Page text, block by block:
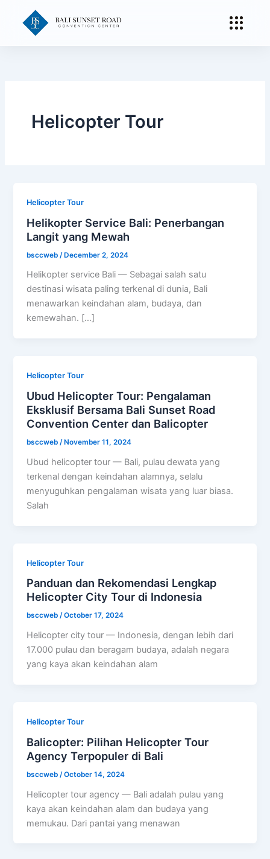
content
Helicopter Tour
Helicopter Tour
Helikopter Service Bali: Penerbangan
Langit yang Mewah
bsccweb /December 2, 2024
Helikopter service Bali — Sebagai salah satu
destinasi wisata paling terkenal di dunia, Bali
menawarkan keindahan alam, budaya, dan
kemewahan. […]
Helicopter Tour
Ubud Helicopter Tour: Pengalaman
Eksklusif Bersama Bali Sunset Road
Convention Center dan Balicopter
bsccweb/ November 11, 2024
Ubud helicopter tour — Bali, pulau dewata yang
terkenal dengan keindahan alamnya, selalu
menyuguhkan pengalaman wisata yang luar biasa.
Salah
Helicopter Tour
Panduan dan Rekomendasi Lengkap
Helicopter City Tour di Indonesia
bsccweb/October 17, 2024
Helicopter city tour — Indonesia, dengan lebih dari
17.000 pulau dan beragam budaya, adalah negara
yang kaya akan keindahan alam
Helicopter Tour
Balicopter: Pilihan Helicopter Tour
Agency Terpopuler di Bali
bsccweb /October 14, 2024
Helicopter tour agency​ — Bali adalah pulau yang
kaya akan keindahan alam dan budaya yang
memukau. Dari pantai yang menawan